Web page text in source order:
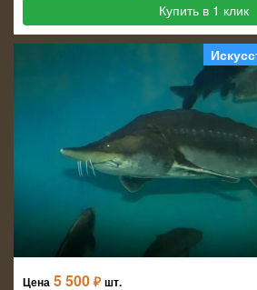
Купить в 1 клик
Цена 5 500 ₽ шт.